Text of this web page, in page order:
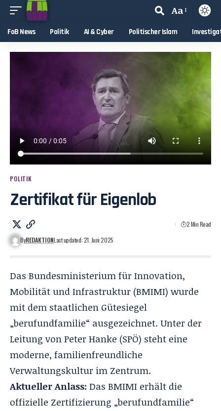
Aa
FoB News Politik AI & Cyber Politischer Islam
POLITIK
Zertifikat für Eigenlob
ByREDAKTIONLast updated: 21. Juni 2025
2 Min Read
Das Bundesministerium für Innovation,
Mobilität und Infrastruktur (BMIMI) wurde
mit dem staatlichen Gütesiegel
„berufundfamilie“ ausgezeichnet. Unter der
Leitung vonPeter Hanke (SPÖ) steht eine
moderne, familienfreundliche
Verwaltungskultur im Zentrum.
Aktueller Anlass: Das BMIMI erhält die
offizielle Zertifizierung „berufundfamilie“